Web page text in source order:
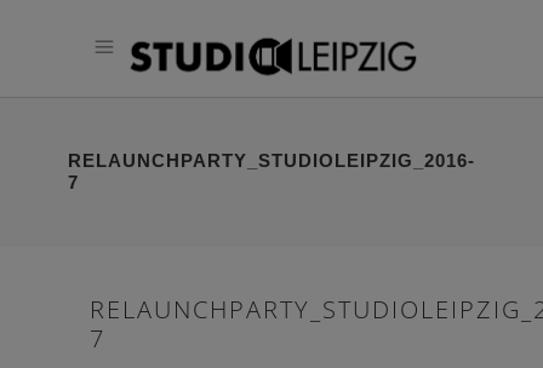
RELAUNCHPARTY_STUDIOLEIPZIG_2016-
7
7